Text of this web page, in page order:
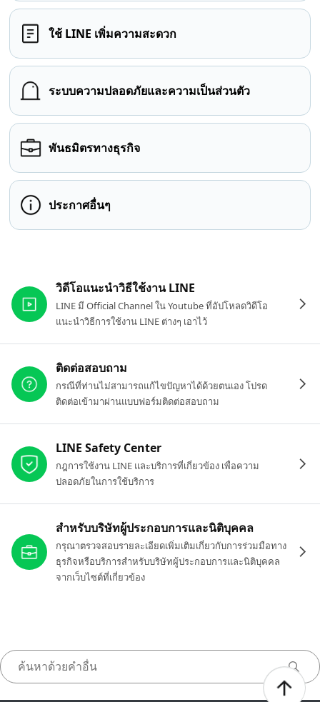
ใช้ LINE เพิ่มความสะดวก
ระบบความปลอดภัยและความเป็นส่วนตัว
พันธมิตรทางธุรกิจ
ประกาศอื่นๆ
วิดีโอแนะนำวิธีใช้งาน LINE
LINE มี Official Channel ใน Youtube ที่อัปโหลดวิดีโอ
แนะนำวิธีการใช้งาน LINE ต่างๆ เอาไว้
ติดต่อสอบถาม
กรณีที่ท่านไม่สามารถแก้ไขปัญหาได้ด้วยตนเอง โปรด
ติดต่อเข้ามาผ่านแบบฟอร์มติดต่อสอบถาม
LINE Safety Center
กฎการใช้งาน LINE และบริการที่เกี่ยวข้อง เพื่อความ
ปลอดภัยในการใช้บริการ
สำหรับบริษัทผู้ประกอบการและนิติบุคคล
กรุณาตรวจสอบรายละเอียดเพิ่มเติมเกี่ยวกับการร่วมมือทาง
ธุรกิจหรือบริการสำหรับบริษัทผู้ประกอบการและนิติบุคคล
จากเว็บไซต์ที่เกี่ยวข้อง